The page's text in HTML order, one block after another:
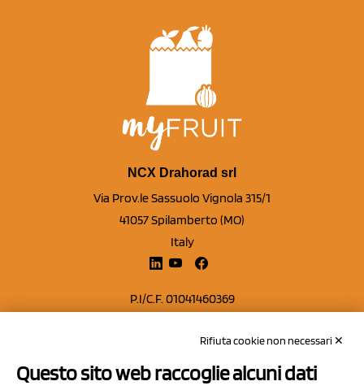
NCX Drahorad srl
Via Prov.le Sassuolo Vignola 315/1
41057 Spilamberto (MO)
Italy
P.I/C.F. 01041460369
Capitale sociale Euro 50.000,00 i.v.Rifiuta cookie non necessari ✕
Questo sito web raccoglie alcuni dati